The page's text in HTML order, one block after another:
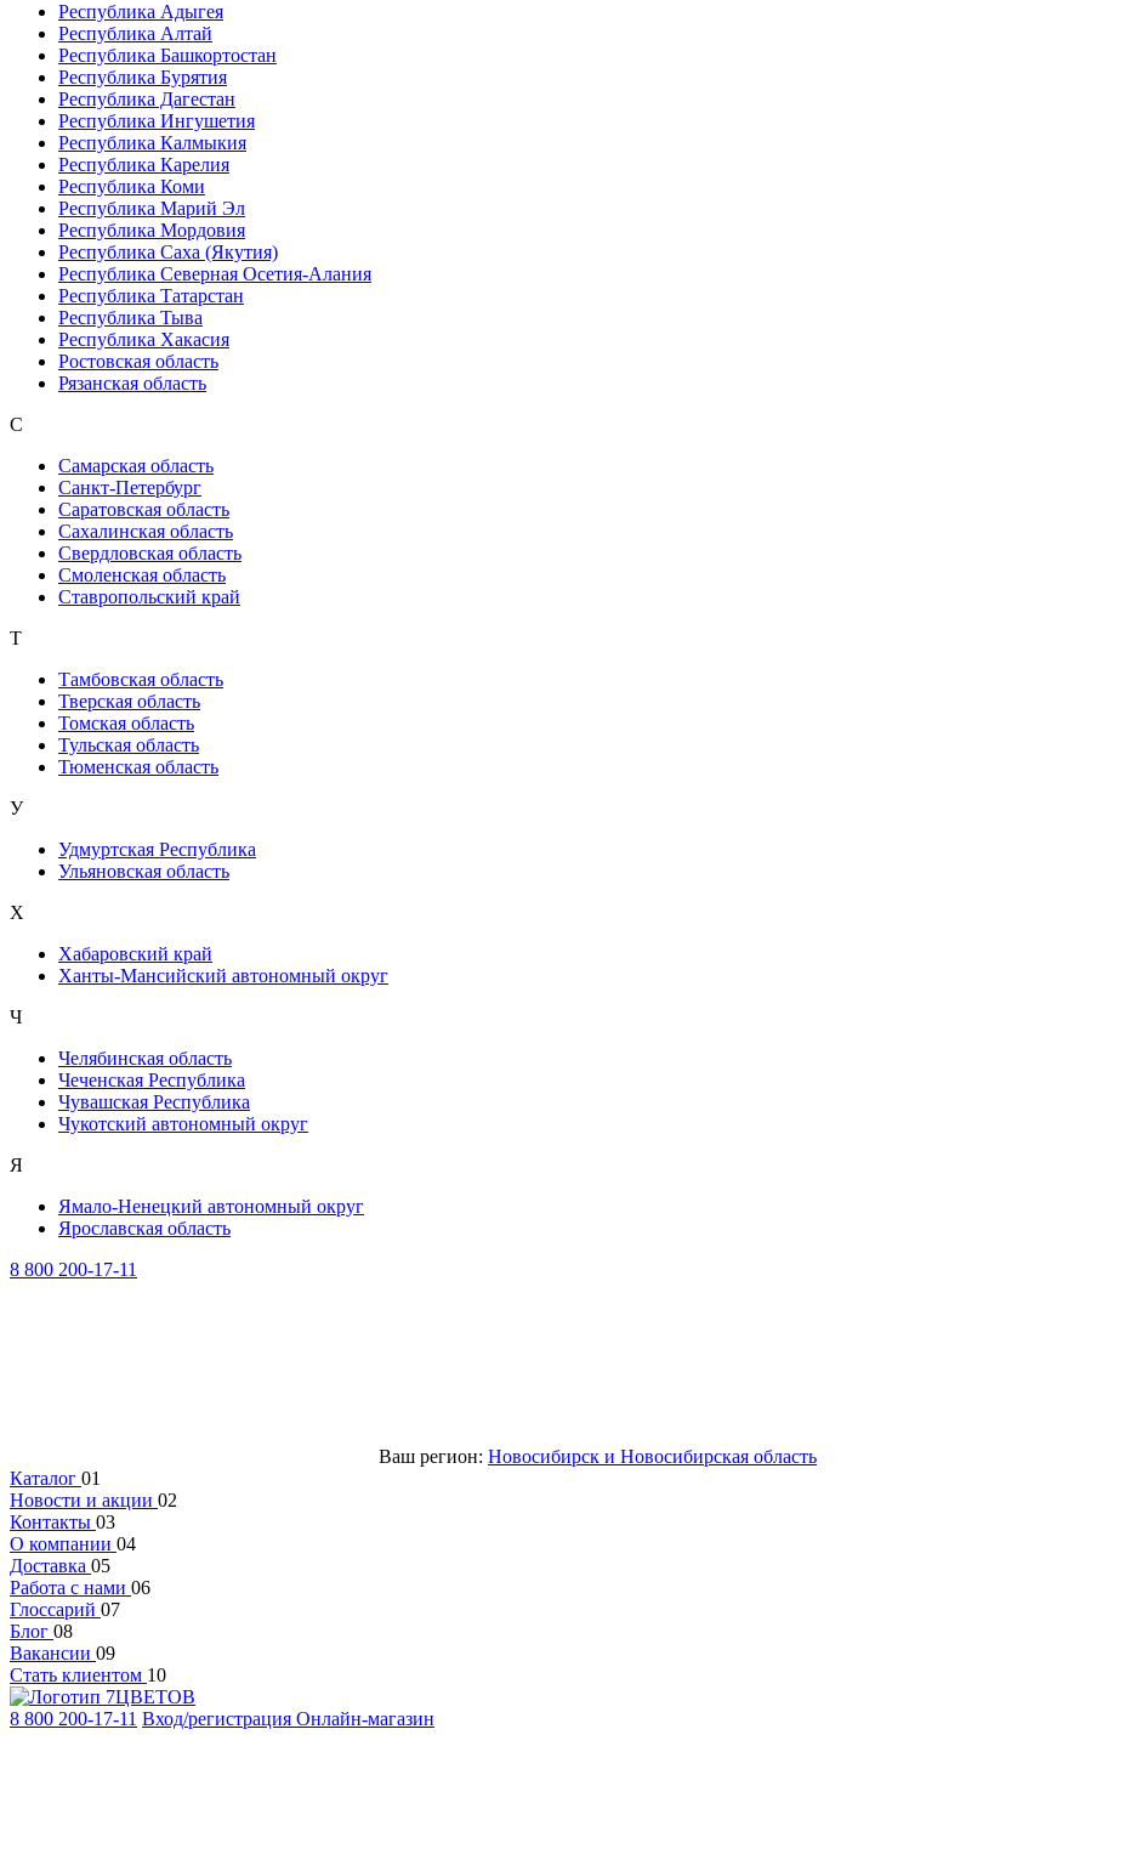
Республика Адыгея
Республика Алтай
Республика Башкортостан
Республика Бурятия
Республика Дагестан
Республика Ингушетия
Республика Калмыкия
Республика Карелия
Республика Коми
Республика Марий Эл
Республика Мордовия
Республика Саха (Якутия)
Республика Северная Осетия-Алания
Республика Татарстан
Республика Тыва
Республика Хакасия
Ростовская область
Рязанская область
С
Самарская область
Санкт-Петербург
Саратовская область
Сахалинская область
Свердловская область
Смоленская область
Ставропольский край
Т
Тамбовская область
Тверская область
Томская область
Тульская область
Тюменская область
У
Удмуртская Республика
Ульяновская область
Х
Хабаровский край
Ханты-Мансийский автономный округ
Ч
Челябинская область
Чеченская Республика
Чувашская Республика
Чукотский автономный округ
Я
Ямало-Ненецкий автономный округ
Ярославская область
8 800 200-17-11
Ваш регион: Новосибирск и Новосибирская область
Каталог 01
Новости и акции 02
Контакты 03
О компании 04
Доставка 05
Работа с нами 06
Глоссарий 07
Блог 08
Вакансии 09
Стать клиентом 10
8 800 200-17-11 Вход/регистрация Онлайн-магазин